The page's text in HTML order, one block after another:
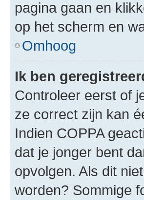
pagina gaan en
op het scherm en
Omhoog
Ik ben
Controleer eerst of
ze correct zijn kan
Indien COPPA
dat je jonger bent
opvolgen. Als dit
worden? Sommige